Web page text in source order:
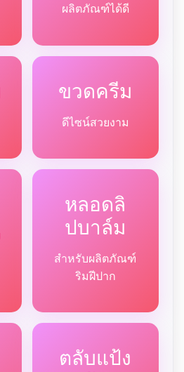
ผลิตภัณฑ์ได้ดี
ขวดครีม
ดีไซน์สวยงาม
หลอดลิ
ปบาล์ม
สำหรับผลิตภัณฑ์
ริมฝีปาก
ตลับแป้ง